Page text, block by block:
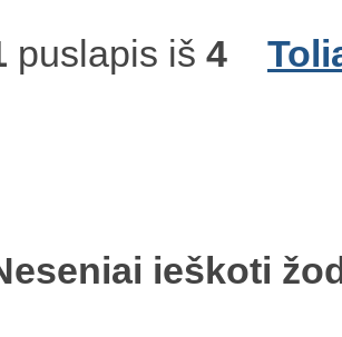
puslapis iš 4
ieškoti